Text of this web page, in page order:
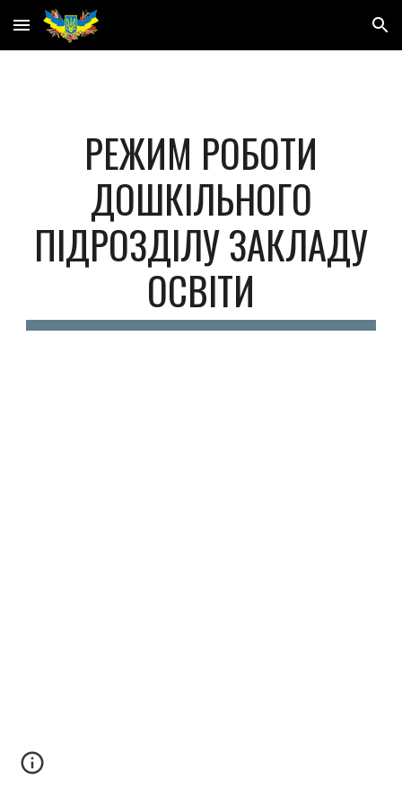
Skip to main content Skip to navigation
РЕЖИМ РОБОТИ
ДОШКІЛЬНОГО
ПІДРОЗДІЛУ ЗАКЛАДУ
ОСВІТИ